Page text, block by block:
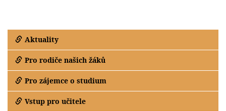
Aktuality
Pro rodiče našich žáků
Pro zájemce o studium
Vstup pro učitele